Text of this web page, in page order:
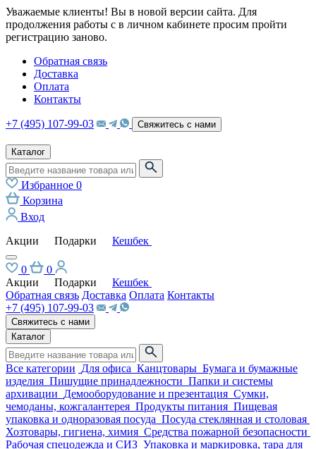
Уважаемые клиенты! Вы в новой версии сайта. Для
продолжения работы с в личном кабинете просим пройти
регистрацию заново.
Обратная связь
Доставка
Оплата
Контакты
+7 (495) 107-99-03 Свяжитесь с нами
Каталог
Избранное 0
Корзина
Вход
Акции
Подарки Кешбек
0
0
Акции
Подарки
Кешбек
Обратная связь Доставка Оплата Контакты
+7 (495) 107-99-03
Свяжитесь с нами
Каталог
Все категории Для офиса Канцтовары Бумага и бумажные
изделия Пишущие принадлежности Папки и системы
архивации Демооборудование и презентация Сумки,
чемоданы, кожгалантерея Продукты питания Пищевая
упаковка и одноразовая посуда Посуда стеклянная и столовая
Хозтовары, гигиена, химия Средства пожарной безопасности
Рабочая спецодежда и СИЗ Упаковка и маркировка, тара для